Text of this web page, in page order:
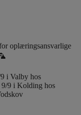
oplæringsansvarlige
i Valby hos
9/9 i Kolding hos